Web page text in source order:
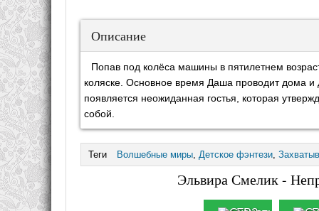
Описание
Попав под колёса машины в пятилетнем
коляске. Основное время Даша проводит дома
появляется неожиданная гостья, которая
собой.
Теги Волшебные миры Детское фэнтези
Эльвира Смелик -